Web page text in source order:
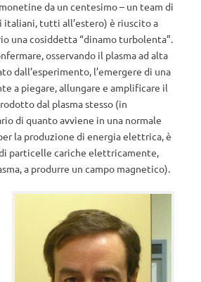
da un centesimo – un team di
tutti all’estero) è riuscito a
una cosiddetta “dinamo turbolenta”.
osservando il plasma ad alta
dall’esperimento, l’emergere di una
a piegare, allungare e amplificare il
dal plasma stesso (in
di quanto avviene in una normale
la produzione di energia elettrica, è
particelle cariche elettricamente,
a produrre un campo magnetico).